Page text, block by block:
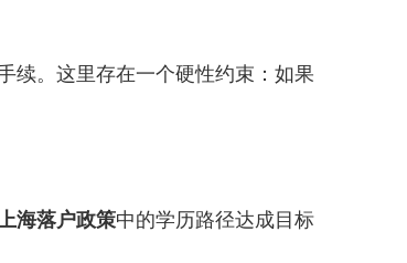
。这里存在一个硬性约束：如果
海落户政策中的学历路径达成目标